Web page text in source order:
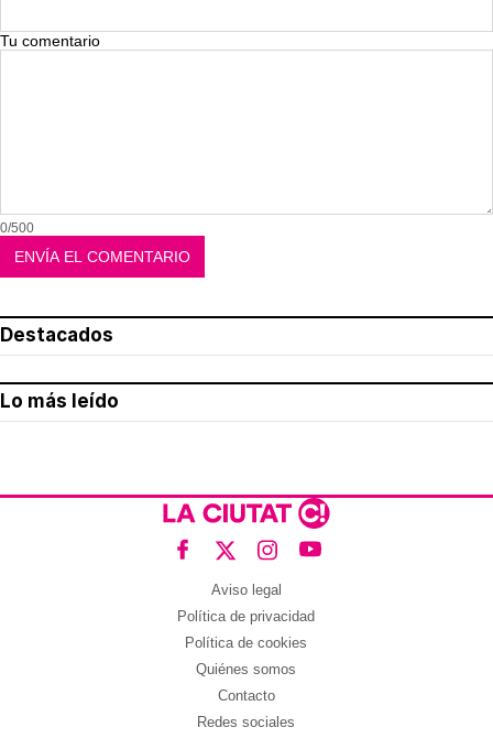
Tu comentario
0/500
Destacados
Lo más leído
Aviso legal
Política de privacidad
Política de cookies
Quiénes somos
Contacto
Redes sociales